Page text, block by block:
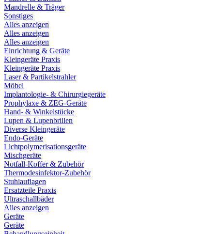
Mandrelle & Träger
Sonstiges
Alles anzeigen
Alles anzeigen
Alles anzeigen
Einrichtung & Geräte
Kleingeräte Praxis
Kleingeräte Praxis
Laser & Partikelstrahler
Möbel
Implantologie- & Chirurgiegeräte
Prophylaxe & ZEG-Geräte
Hand- & Winkelstücke
Lupen & Lupenbrillen
Diverse Kleingeräte
Endo-Geräte
Lichtpolymerisationsgeräte
Mischgeräte
Notfall-Koffer & Zubehör
Thermodesinfektor-Zubehör
Stuhlauflagen
Ersatzteile Praxis
Ultraschallbäder
Alles anzeigen
Geräte
Geräte